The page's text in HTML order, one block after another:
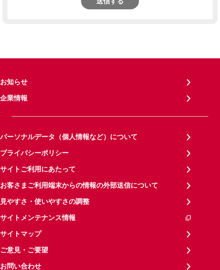
お知らせ
企業情報
パーソナルデータ（個人情報など）について
プライバシーポリシー
サイトご利用にあたって
お客さまご利用端末からの情報の外部送信について
見やすさ・使いやすさの調整
サイトメンテナンス情報
サイトマップ
ご意見・ご要望
お問い合わせ